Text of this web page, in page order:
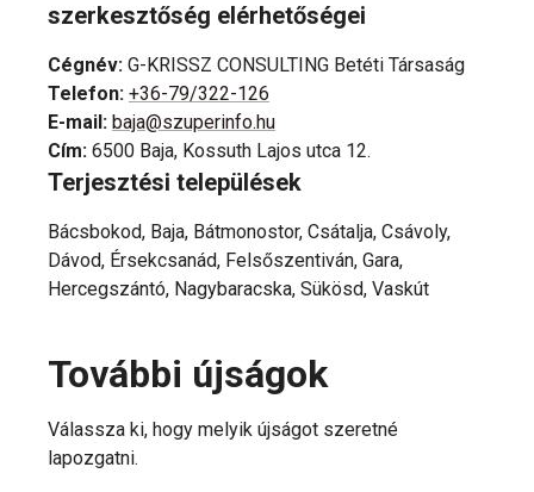
szerkesztőség elérhetőségei
Cégnév: G-KRISSZ CONSULTING Betéti Társaság
Telefon: +36-79/322-126
E-mail: baja@szuperinfo.hu
Cím: 6500 Baja, Kossuth Lajos utca 12.
Terjesztési települések
Bácsbokod, Baja, Bátmonostor, Csátalja, Csávoly,
Dávod, Érsekcsanád, Felsőszentiván, Gara,
Hercegszántó, Nagybaracska, Sükösd, Vaskút
További újságok
Válassza ki, hogy melyik újságot szeretné
lapozgatni.